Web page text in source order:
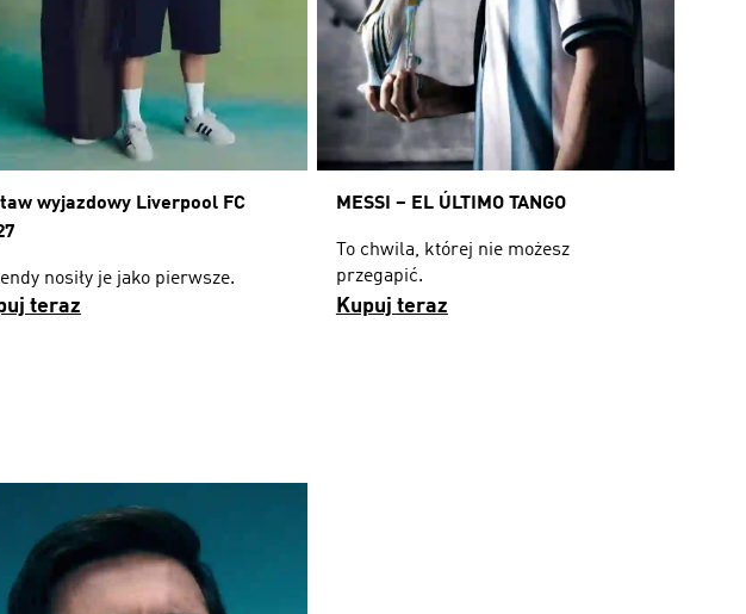
wyjazdowy Liverpool FC
nosiły je jako pierwsze.
teraz
MESSI – EL ÚLTIMO TANGO
To chwila, której nie możesz
przegapić.
Kupuj teraz